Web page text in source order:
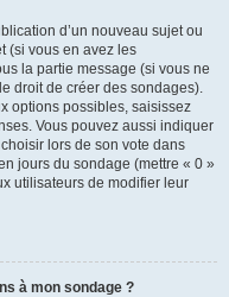
d’un nouveau sujet ou
(si vous en avez les
la partie message (si vous ne
droit de créer des sondages).
options possibles, saisissez
Vous pouvez aussi indiquer
lors de son vote dans
jours du sondage (mettre « 0 »
utilisateurs de modifier leur
à mon sondage ?